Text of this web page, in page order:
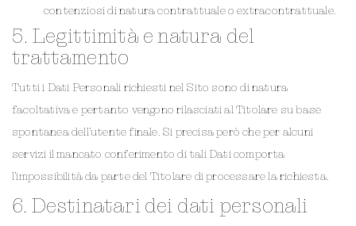
contenziosi di natura contrattuale o extracontrattuale.
5. Legittimità e natura del
trattamento
Tutti i Dati Personali richiesti nel Sito sono di natura
facoltativa e pertanto vengono rilasciati al Titolare su base
spontanea dell’utente finale. Si precisa però che per alcuni
servizi il mancato conferimento di tali Dati comporta
l’impossibilità da parte del Titolare di processare la richiesta.
6. Destinatari dei dati personali